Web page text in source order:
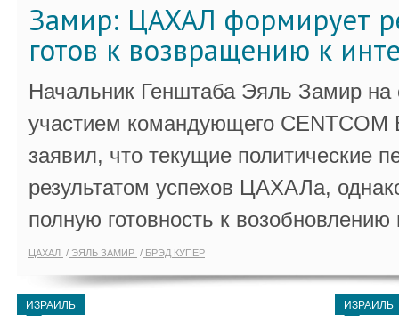
Замир: ЦАХАЛ формирует
готов к возвращению к
Начальник Генштаба Эяль Замир
участием командующего
заявил, что текущие политические
результатом успехов ЦАХАЛа,
полную готовность к
ЦАХАЛ ЭЯЛЬ ЗАМИР БРЭД КУПЕР
ИЗРАИЛЬ ИЗРАИЛЬ